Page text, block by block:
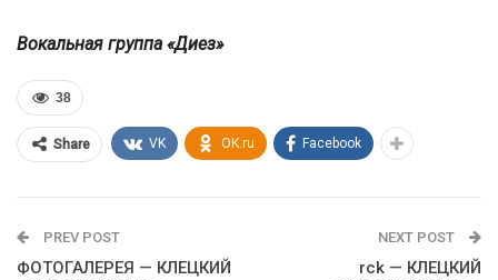
Вокальная группа «Диез»
38
Share VK OK.ru Facebook
PREV POST
ФОТОГАЛЕРЕЯ — КЛЕЦКИЙ
NEXT POST
rck — КЛЕЦКИЙ